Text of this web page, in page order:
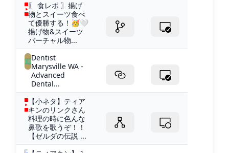
〖 食レポ 〗揚げ
物とスイーツ食べ
て優勝する！🥳🤍
揚げ物&スイーツ
バーチャル物...
Dentist
Marysville WA -
Advanced
Dental...
【小ネタ】ティア
キンのリンクさん
料理の時に色んな
鼻歌を歌うぞ！！
【ゼルダの伝説 ...